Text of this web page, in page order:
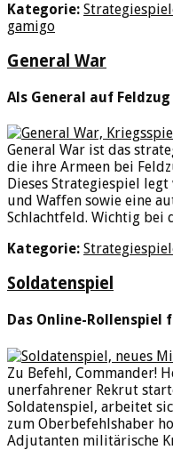
Kategorie:
gamigo
General War
Als General auf Feldzug
General War ist das
die ihre Armeen bei
Dieses Strategiespiel
und Waffen sowie eine
Schlachtfeld. Wichtig bei
Kategorie:
Soldatenspiel
Das Online-Rollenspiel
Zu Befehl, Commander!
unerfahrener Rekrut
Soldatenspiel, arbeitet
zum Oberbefehlshaber
Adjutanten militärische